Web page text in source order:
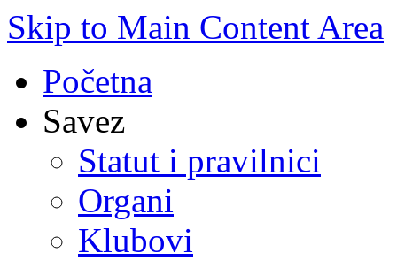
Skip to Main Content Area
Početna
Savez
Statut i pravilnici
Organi
Klubovi